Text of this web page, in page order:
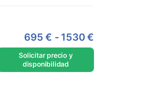
695 € - 1530 €
Solicitar precio y
disponibilidad